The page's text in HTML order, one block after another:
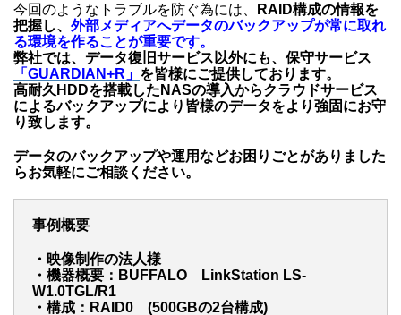
今回のようなトラブルを防ぐ為には、
RAID構成の情報を
把握し、 外部メディアへデータのバックアップが常に取れ
る環境を作ることが重要です。
弊社では、データ復旧サービス以外にも、保守サービス
「GUARDIAN+R」 を皆様にご提供しております。
高耐久HDDを搭載したNASの導入からクラウドサービス
によるバックアップにより皆様のデータをより強固にお守
り致します。
データのバックアップや運用などお困りごとがありました
らお気軽にご相談ください。
事例概要
・映像制作の法人様
・機器概要：BUFFALO LinkStation LS-
W1.0TGL/R1
・構成：RAID0 (500GBの2台構成)